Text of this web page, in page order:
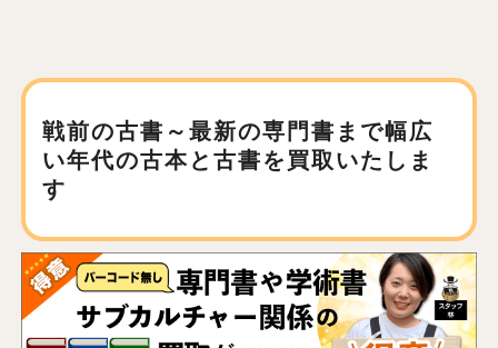
戦前の古書～最新の専門書まで幅広
い年代の古本と古書を買取いたしま
す